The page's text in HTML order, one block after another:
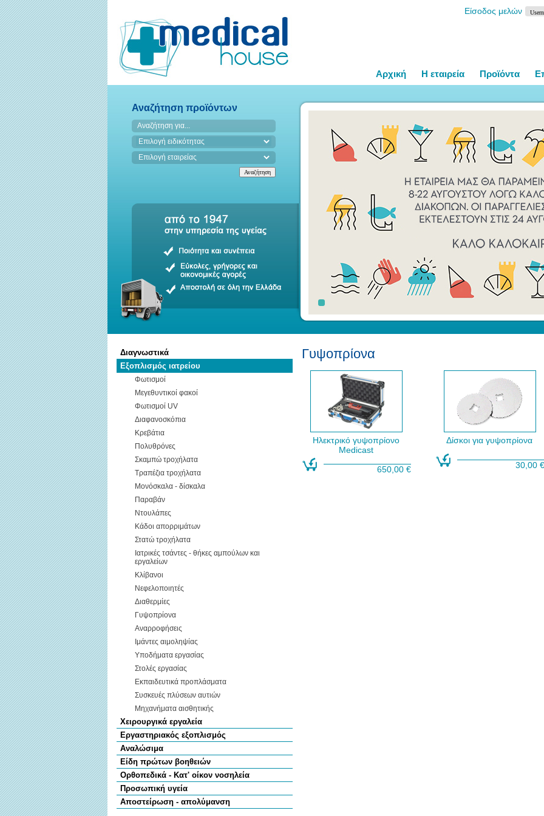
Είσοδος μελών
Αρχική Η εταιρεία Προϊόντα
Αναζήτηση προϊόντων
Διαγνωστικά
Εξοπλισμός ιατρείου
Φωτισμοί
Μεγεθυντικοί φακοί
Φωτισμοί UV
Διαφανοσκόπια
Κρεβάτια
Πολυθρόνες
Σκαμπώ τροχήλατα
Τραπέζια τροχήλατα
Μονόσκαλα - δίσκαλα
Παραβάν
Ντουλάπες
Κάδοι απορριμάτων
Στατώ τροχήλατα
Ιατρικές τσάντες - θήκες αμπούλων και
εργαλείων
Κλίβανοι
Νεφελοποιητές
Διαθερμίες
Γυψοπρίονα
Αναρροφήσεις
Ιμάντες αιμοληψίας
Υποδήματα εργασίας
Στολές εργασίας
Εκπαιδευτικά προπλάσματα
Συσκευές πλύσεων αυτιών
Μηχανήματα αισθητικής
Χειρουργικά εργαλεία
Εργαστηριακός εξοπλισμός
Αναλώσιμα
Είδη πρώτων βοηθειών
Ορθοπεδικά - Κατ' οίκον νοσηλεία
Προσωπική υγεία
Αποστείρωση - απολύμανση
Γυψοπρίονα
Ηλεκτρικό γυψοπρίονο
Medicast
650,00 €
Δίσκοι για γυψοπρίονα
30,00 €